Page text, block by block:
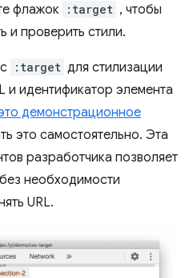
флажок :target , чтобы
и проверить стили.
:target для стилизации
и идентификатор элемента
демонстрационное
это самостоятельно. Эта
разработчика позволяет
необходимости
URL.